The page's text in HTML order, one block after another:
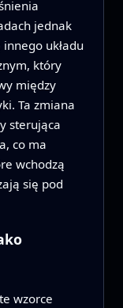
jednak
układu
który
między
Ta zmiana
sterująca
co ma
wchodzą
się pod
wzorce